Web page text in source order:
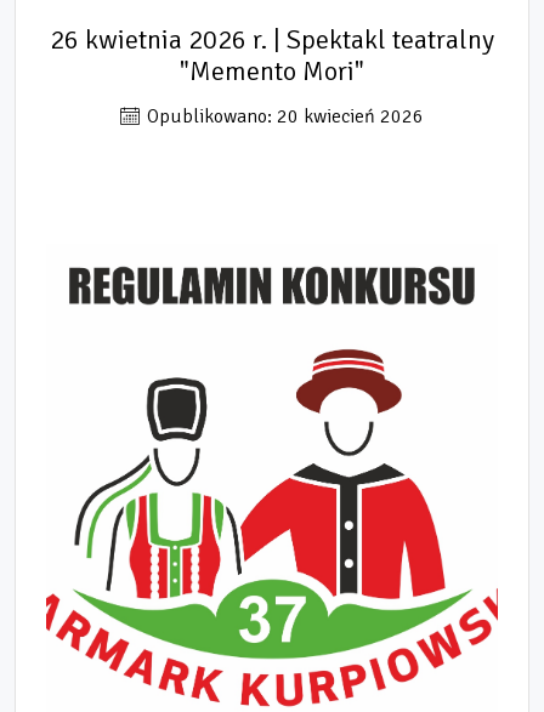
26 kwietnia 2026 r. | Spektakl teatralny
"Memento Mori"
Opublikowano: 20 kwiecień 2026